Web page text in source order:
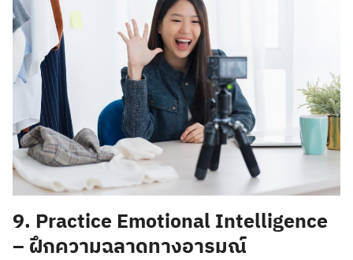
9. Practice Emotional Intelligence
– ฝึกความฉลาดทางอารมณ์